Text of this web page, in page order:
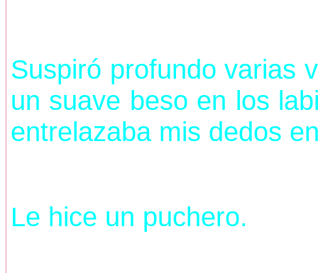
Suspiró profundo varias
un suave beso en los
entrelazaba mis dedos
Le hice un puchero.